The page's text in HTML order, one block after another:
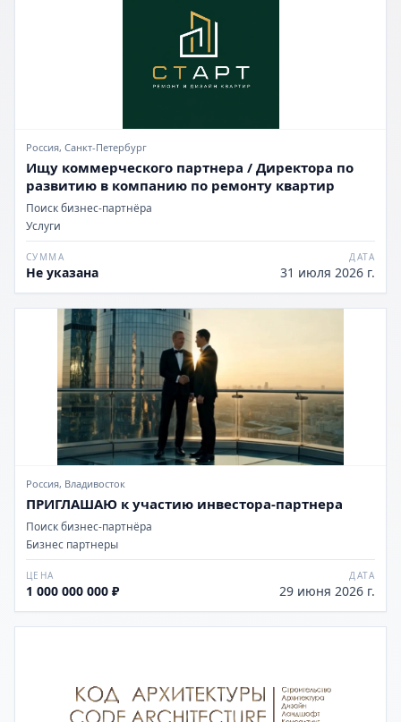
Россия, Санкт-Петербург
Ищу коммерческого партнера / Директора по
развитию в компанию по ремонту квартир
Поиск бизнес-партнёра
Услуги
СУММА
Не указана
ДАТА
31 июля 2026 г.
Россия, Владивосток
ПРИГЛАШАЮ к участию инвестора-партнера
Поиск бизнес-партнёра
Бизнес партнеры
ЦЕНА
1 000 000 000 ₽
ДАТА
29 июня 2026 г.